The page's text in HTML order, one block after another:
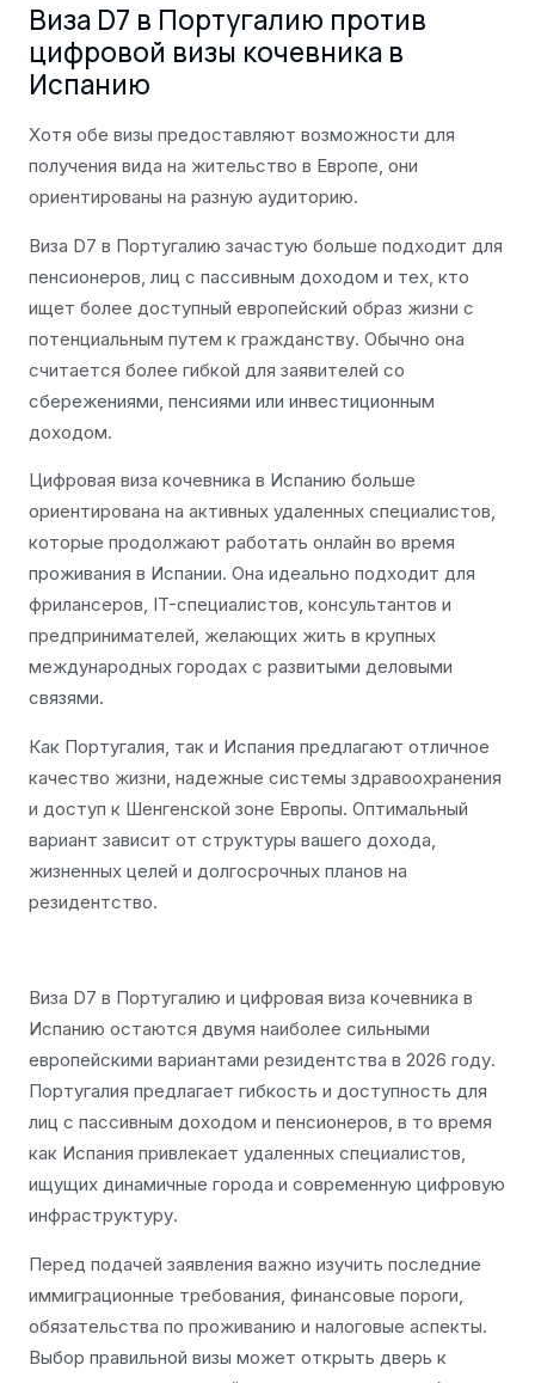
Виза D7 в Португалию против
цифровой визы кочевника в
Испанию
Хотя обе визы предоставляют возможности для
получения вида на жительство в Европе, они
ориентированы на разную аудиторию.
Виза D7 в Португалию зачастую больше подходит для
пенсионеров, лиц с пассивным доходом и тех, кто
ищет более доступный европейский образ жизни с
потенциальным путем к гражданству. Обычно она
считается более гибкой для заявителей со
сбережениями, пенсиями или инвестиционным
доходом.
Цифровая виза кочевника в Испанию больше
ориентирована на активных удаленных специалистов,
которые продолжают работать онлайн во время
проживания в Испании. Она идеально подходит для
фрилансеров, IT-специалистов, консультантов и
предпринимателей, желающих жить в крупных
международных городах с развитыми деловыми
связями.
Как Португалия, так и Испания предлагают отличное
качество жизни, надежные системы здравоохранения
и доступ к Шенгенской зоне Европы. Оптимальный
вариант зависит от структуры вашего дохода,
жизненных целей и долгосрочных планов на
резидентство.
Виза D7 в Португалию и цифровая виза кочевника в
Испанию остаются двумя наиболее сильными
европейскими вариантами резидентства в 2026 году.
Португалия предлагает гибкость и доступность для
лиц с пассивным доходом и пенсионеров, в то время
как Испания привлекает удаленных специалистов,
ищущих динамичные города и современную цифровую
инфраструктуру.
Перед подачей заявления важно изучить последние
иммиграционные требования, финансовые пороги,
обязательства по проживанию и налоговые аспекты.
Выбор правильной визы может открыть дверь к